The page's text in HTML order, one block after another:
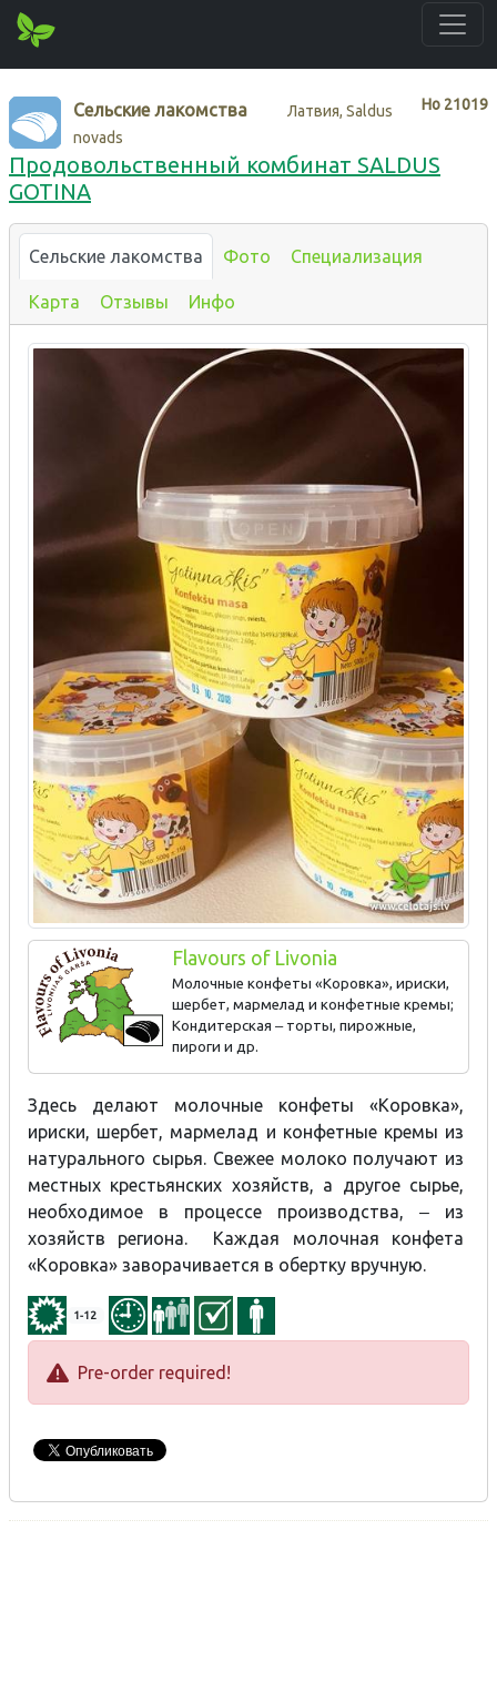
Нo 21019
Сельские лакомства
Латвия, Saldus
novads
Продовольственный комбинат SALDUS
GOTINA
Сельские лакомства Фото Специализация
Карта Отзывы Инфо
Flavours of Livonia
Молочные конфеты «Коровка», ириски,
шербет, мармелад и конфетные кремы;
Кондитерская ‒ торты, пирожные,
пироги и др.
Здесь делают молочные конфеты «Коровка»,
ириски, шербет, мармелад и конфетные кремы из
натурального сырья. Свежее молоко получают из
местных крестьянских хозяйств, а другое сырье,
необходимое в процессе производства, ‒ из
хозяйств региона. Каждая молочная конфета
«Коровка» заворачивается в обертку вручную.
1-12
Pre-order required!